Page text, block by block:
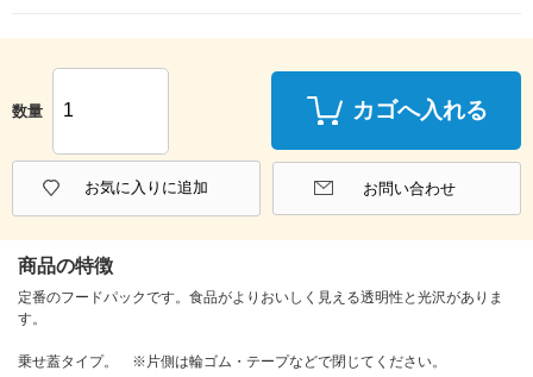
数量 カゴへ入れる
お気に入りに追加 お問い合わせ
商品の特徴
定番のフードパックです。食品がよりおいしく見える透明性と光沢がありま
す。
乗せ蓋タイプ。 ※片側は輪ゴム・テープなどで閉じてください。